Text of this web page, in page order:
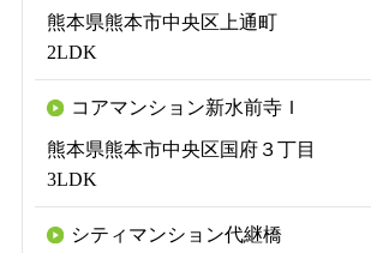
熊本県熊本市中央区上通町
2LDK
コアマンション新水前寺Ｉ
熊本県熊本市中央区国府３丁目
3LDK
シティマンション代継橋